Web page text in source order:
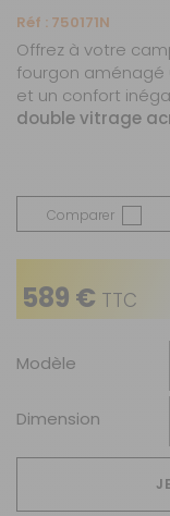
Réf : 750171N
Offrez à votre
fourgon
et un confort
double vitrage
Comparer
589 € TTC
Modèle
Dimension